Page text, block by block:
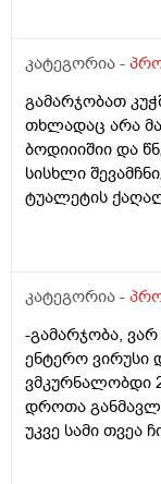
შეგრძნებაც
ხილს არ ვჭამ და
თავი რაც ვნახე
შევშფოთდი 17
არაფერს ასე
როგორ უნდა
კატეგორია -
გამარჯობათ
თხლადაც არა
ბოდიიიშიი და
სისხლი
ტუალეტის
ეგენიარა
ბუასილის დროს
კატეგორია -
-გამარჯობა,
ენტერო ვირუსი
ვმკურნალობდი
დროთა
უკვე სამი თვეა
დატვირთვის